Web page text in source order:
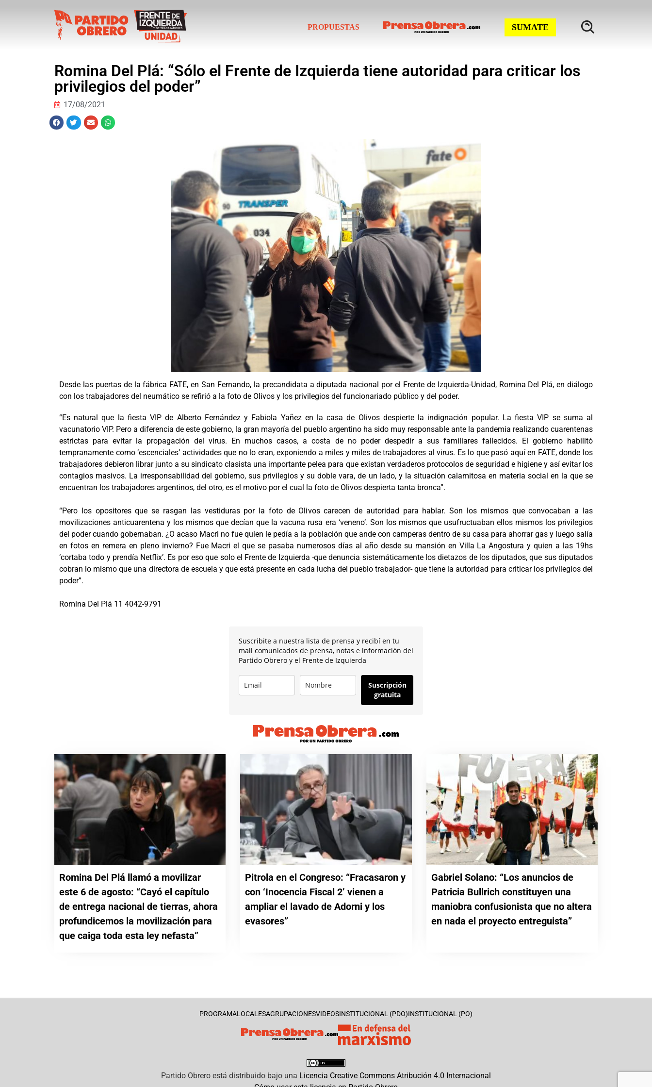
PROPUESTAS SUMATE
Romina Del Plá: “Sólo el Frente de Izquierda tiene autoridad para criticar los
privilegios del poder”
17/08/2021
Desde las puertas de la fábrica FATE, en San Fernando, la precandidata a diputada nacional por el Frente de Izquierda-Unidad, Romina Del Plá, en diálogo
con los trabajadores del neumático se refirió a la foto de Olivos y los privilegios del funcionariado público y del poder.
“Es natural que la fiesta VIP de Alberto Fernández y Fabiola Yañez en la casa de Olivos despierte la indignación popular. La fiesta VIP se suma al
vacunatorio VIP. Pero a diferencia de este gobierno, la gran mayoría del pueblo argentino ha sido muy responsable ante la pandemia realizando cuarentenas
estrictas para evitar la propagación del virus. En muchos casos, a costa de no poder despedir a sus familiares fallecidos. El gobierno habilitó
tempranamente como ‘escenciales’ actividades que no lo eran, exponiendo a miles y miles de trabajadores al virus. Es lo que pasó aquí en FATE, donde los
trabajadores debieron librar junto a su sindicato clasista una importante pelea para que existan verdaderos protocolos de seguridad e higiene y así evitar los
contagios masivos. La irresponsabilidad del gobierno, sus privilegios y su doble vara, de un lado, y la situación calamitosa en materia social en la que se
encuentran los trabajadores argentinos, del otro, es el motivo por el cual la foto de Olivos despierta tanta bronca”.
“Pero los opositores que se rasgan las vestiduras por la foto de Olivos carecen de autoridad para hablar. Son los mismos que convocaban a las
movilizaciones anticuarentena y los mismos que decían que la vacuna rusa era ‘veneno’. Son los mismos que usufructuaban ellos mismos los privilegios
del poder cuando gobernaban. ¿O acaso Macri no fue quien le pedía a la población que ande con camperas dentro de su casa para ahorrar gas y luego salía
en fotos en remera en pleno invierno? Fue Macri el que se pasaba numerosos días al año desde su mansión en Villa La Angostura y quien a las 19hs
‘cortaba todo y prendía Netflix’. Es por eso que solo el Frente de Izquierda -que denuncia sistemáticamente los dietazos de los diputados, que sus diputados
cobran lo mismo que una directora de escuela y que está presente en cada lucha del pueblo trabajador- que tiene la autoridad para criticar los privilegios del
poder”.
Romina Del Plá 11 4042-9791
Suscribite a nuestra lista de prensa y recibí en tu
mail comunicados de prensa, notas e información del
Partido Obrero y el Frente de Izquierda
Suscripción
gratuita
Romina Del Plá llamó a movilizar
este 6 de agosto: “Cayó el capítulo
de entrega nacional de tierras, ahora
profundicemos la movilización para
que caiga toda esta ley nefasta”
Pitrola en el Congreso: “Fracasaron y
con ‘Inocencia Fiscal 2’ vienen a
ampliar el lavado de Adorni y los
evasores”
Gabriel Solano: “Los anuncios de
Patricia Bullrich constituyen una
maniobra confusionista que no altera
en nada el proyecto entreguista”
PROGRAMALOCALESAGRUPACIONESVIDEOSINSTITUCIONAL (PDO)INSTITUCIONAL (PO)
Partido Obrero está distribuido bajo una Licencia Creative Commons Atribución 4.0 Internacional